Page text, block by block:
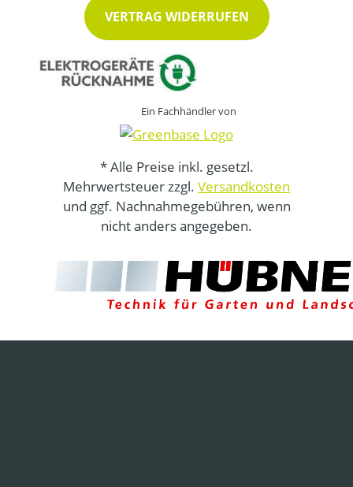
VERTRAG WIDERRUFEN
Ein Fachhändler von
* Alle Preise inkl. gesetzl.
Mehrwertsteuer zzgl. Versandkosten
und ggf. Nachnahmegebühren, wenn
nicht anders angegeben.